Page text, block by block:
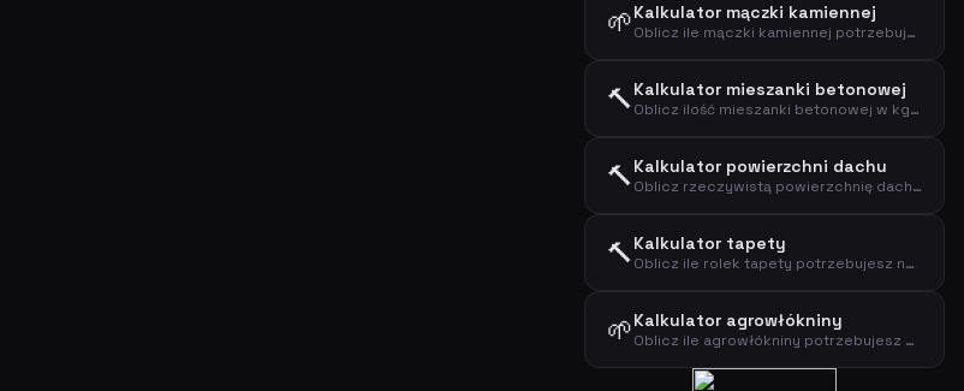
🌱Kalkulator mączki kamiennej
Oblicz ile mączki kamiennej potrzebujesz na ścieżki, tarasy i podbudowy
🔨Kalkulator mieszanki betonowej
Oblicz ilość mieszanki betonowej w kg i liczbie worków
🔨Kalkulator powierzchni dachu
Oblicz rzeczywistą powierzchnię dachu na podstawie rzutu i nachylenia
🔨Kalkulator tapety
Oblicz ile rolek tapety potrzebujesz na podstawie wymiarów ścian
🌱Kalkulator agrowłókniny
Oblicz ile agrowłókniny potrzebujesz z uwzględnieniem zakładek